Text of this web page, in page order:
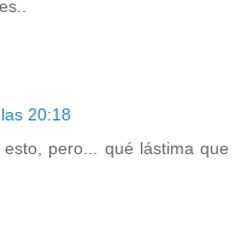
20:18
pero... qué lástima que